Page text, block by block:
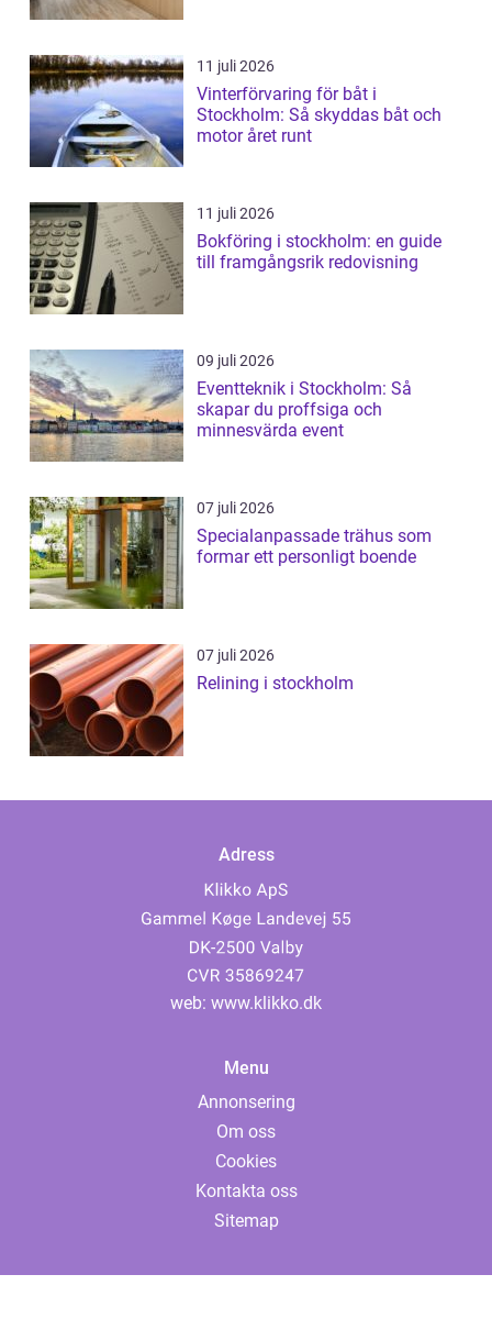
11 juli 2026
Vinterförvaring för båt i
Stockholm: Så skyddas båt och
motor året runt
11 juli 2026
Bokföring i stockholm: en guide
till framgångsrik redovisning
09 juli 2026
Eventteknik i Stockholm: Så
skapar du proffsiga och
minnesvärda event
07 juli 2026
Specialanpassade trähus som
formar ett personligt boende
07 juli 2026
Relining i stockholm
Adress
web: www.klikko.dk
Menu
Annonsering
Om oss
Cookies
Kontakta oss
Sitemap